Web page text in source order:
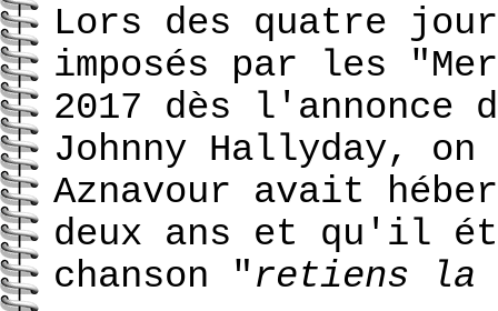
Lors des quatre
imposés par les
2017 dès
Johnny Hallyday,
Aznavour avait
deux ans et qu'il
chanson "retiens la